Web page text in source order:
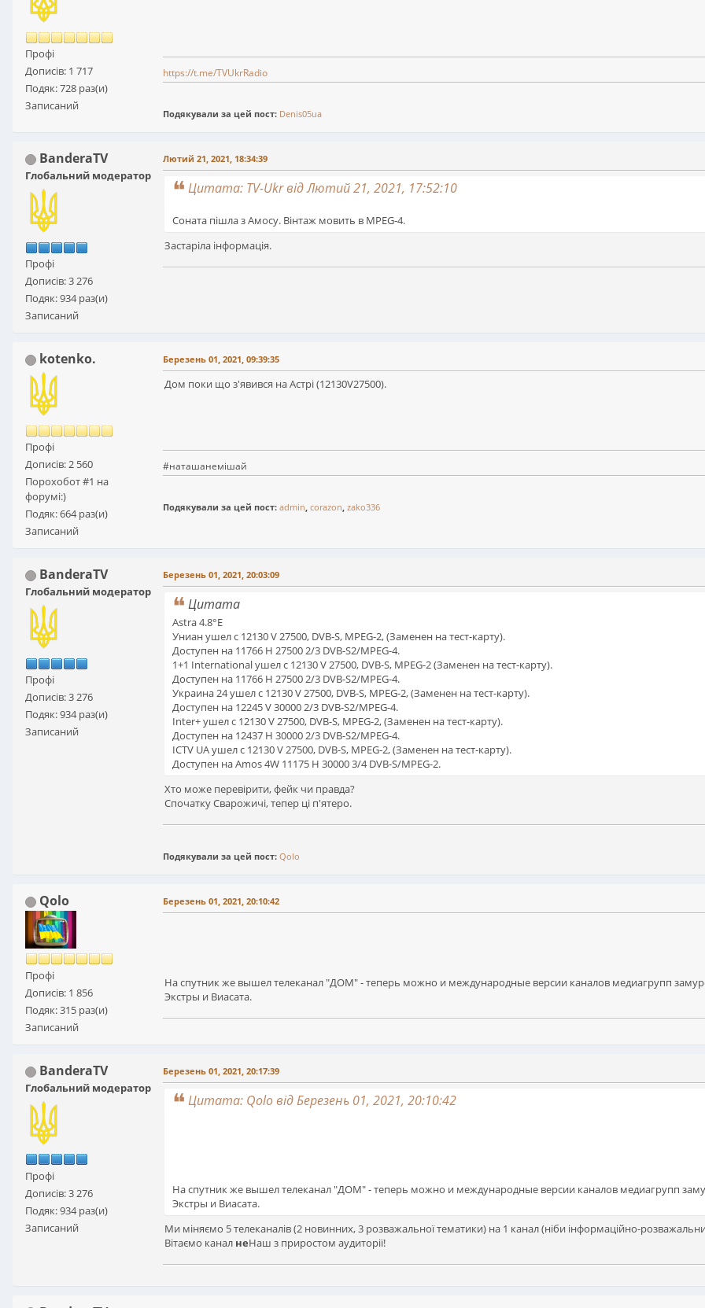
Профі
Дописів: 1 717
Подяк: 728 раз(и)
Записаний
https://t.me/TVUkrRadio
Подякували за цей пост: Denis05ua
BanderaTV
Глобальний модератор
Профі
Дописів: 3 276
Подяк: 934 раз(и)
Записаний
Лютий 21, 2021, 18:34:39
Цитата: TV-Ukr від Лютий 21, 2021, 17:52:10
Соната пішла з Амосу. Вінтаж мовить в MPEG-4.
Застаріла інформація.
kotenko.
Профі
Дописів: 2 560
Порохобот #1 на
форумі:)
Подяк: 664 раз(и)
Записаний
Березень 01, 2021, 09:39:35
Дом поки що з'явився на Астрі (12130V27500).
#наташанемішай
Подякували за цей пост: admin, corazon, zako336
BanderaTV
Глобальний модератор
Профі
Дописів: 3 276
Подяк: 934 раз(и)
Записаний
Березень 01, 2021, 20:03:09
Цитата
Astra 4.8°E
Униан ушел с 12130 V 27500, DVB-S, MPEG-2, (Заменен на тест-карту).
Доступен на 11766 Н 27500 2/3 DVB-S2/MPEG-4.
1+1 International ушел с 12130 V 27500, DVB-S, MPEG-2 (Заменен на тест-карту).
Доступен на 11766 Н 27500 2/3 DVB-S2/MPEG-4.
Украина 24 ушел с 12130 V 27500, DVB-S, MPEG-2, (Заменен на тест-карту).
Доступен на 12245 V 30000 2/3 DVB-S2/MPEG-4.
Inter+ ушел с 12130 V 27500, DVB-S, MPEG-2, (Заменен на тест-карту).
Доступен на 12437 Н 30000 2/3 DVB-S2/MPEG-4.
ICTV UA ушел с 12130 V 27500, DVB-S, MPEG-2, (Заменен на тест-карту).
Доступен на Amos 4W 11175 Н 30000 3/4 DVB-S/MPEG-2.
Хто може перевірити, фейк чи правда?
Спочатку Сварожичі, тепер ці п'ятеро.
Подякували за цей пост: Qolo
Qolo
Профі
Дописів: 1 856
Подяк: 315 раз(и)
Записаний
Березень 01, 2021, 20:10:42
На спутник же вышел телеканал "ДОМ" - теперь можно и международные версии каналов медиагрупп
Экстры и Виасата.
BanderaTV
Глобальний модератор
Профі
Дописів: 3 276
Подяк: 934 раз(и)
Записаний
Березень 01, 2021, 20:17:39
Цитата: Qolo від Березень 01, 2021, 20:10:42
На спутник же вышел телеканал "ДОМ" - теперь можно и международные версии каналов медиагрупп
Экстры и Виасата.
Ми міняємо 5 телеканалів (2 новинних, 3 розважальної тематики) на 1 канал (ніби інформаційно-
Вітаємо канал неНаш з приростом аудиторії!